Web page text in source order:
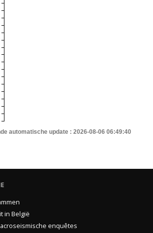
automatische update : 2026-08-06 06:49:40
in België
enquêtes